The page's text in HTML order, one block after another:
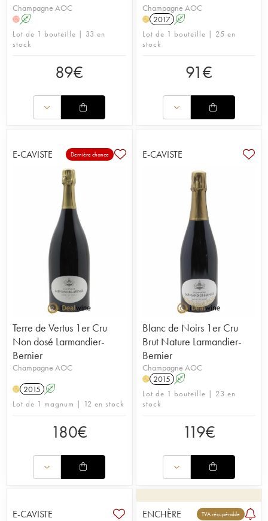
Champagne AOC
H A
Lot de 1 bouteille | 33 en
stock
89€
Champagne AOC
H 2017 A
Lot de 1 bouteille | 25 en
stock
91€
E-CAVISTE Dernière chance
Terre de Vertus 1er Cru
Non dosé Larmandier-
Bernier
Champagne AOC
H 2015 A
Lot de 1 magnum | 12 en stock
180€
E-CAVISTE
Blanc de Noirs 1er Cru
Brut Nature Larmandier-
Bernier
Champagne AOC
H 2015 A
Lot de 1 bouteille | 23 en
stock
119€
E-CAVISTE ENCHÈRE TVA récupérable